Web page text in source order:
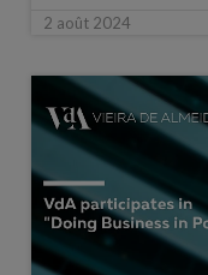
2 août 2024